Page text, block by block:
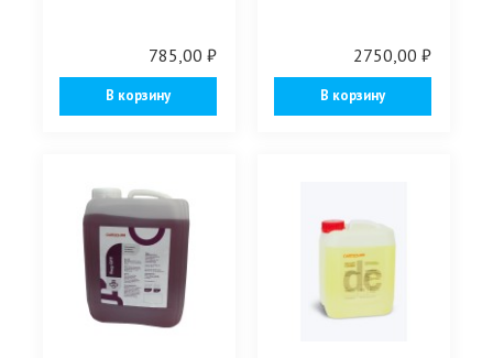
785,00 ₽
В корзину
2750,00 ₽
В корзину